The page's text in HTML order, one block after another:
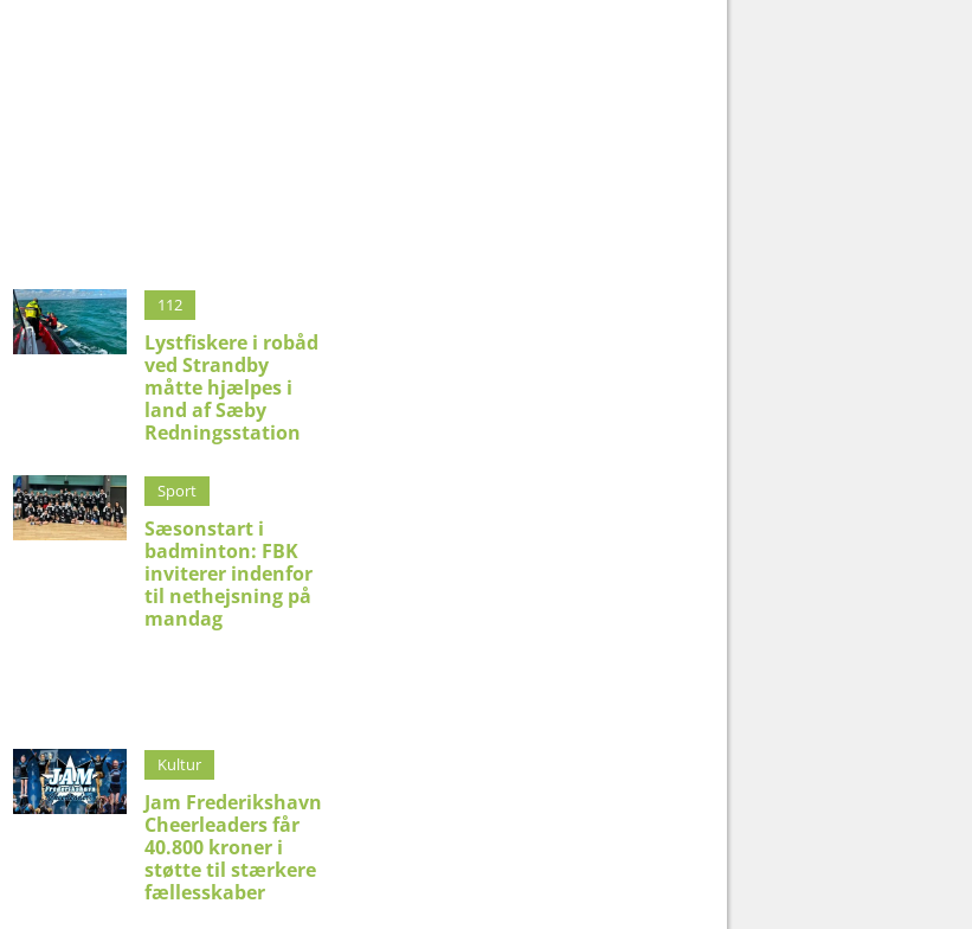
112
Lystfiskere i robåd
ved Strandby
måtte hjælpes i
land af Sæby
Redningsstation
Sport
Sæsonstart i
badminton: FBK
inviterer indenfor
til nethejsning på
mandag
Kultur
Jam Frederikshavn
Cheerleaders får
40.800 kroner i
støtte til stærkere
fællesskaber